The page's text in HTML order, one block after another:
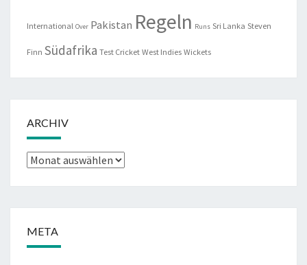
International Over Pakistan Regeln Runs Sri Lanka Steven
Finn Südafrika Test Cricket West Indies Wickets
ARCHIV
Archiv
META